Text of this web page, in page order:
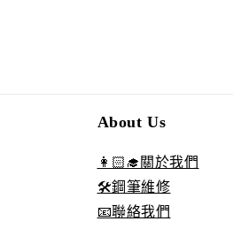
About Us
👩🏻‍🎓關於我們
🛠️鋼筆維修
📧聯絡我們